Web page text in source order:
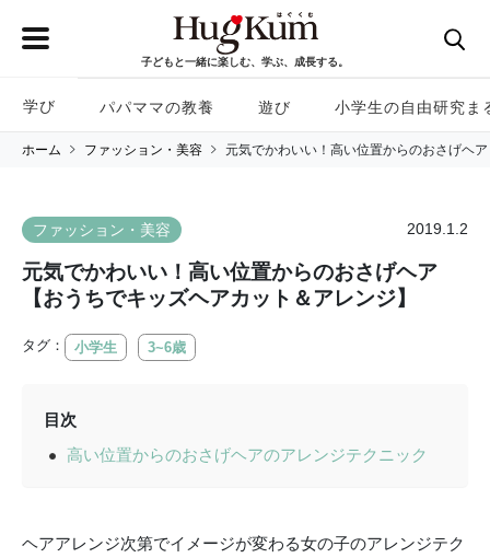
子どもと一緒に楽しむ、学ぶ、成長する。
学び パパママの教養 遊び 小学生の自由研究ま
ホーム ファッション・美容 元気でかわいい！高い位置からのおさげヘ
ファッション・美容 2019.1.2
元気でかわいい！高い位置からのおさげヘア
【おうちでキッズヘアカット＆アレンジ】
タグ： 小学生 3~6歳
目次
高い位置からのおさげヘアのアレンジテクニック
ヘアアレンジ次第でイメージが変わる女の子のアレンジテク